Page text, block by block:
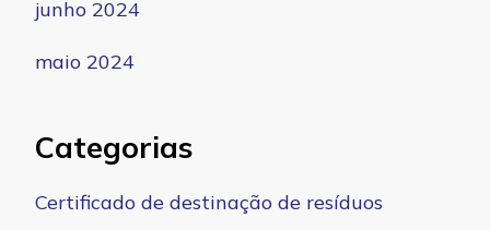
junho 2024
maio 2024
Categorias
Certificado de destinação de resíduos